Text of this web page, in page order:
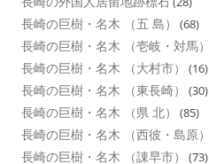
長崎の巨樹・名木 （五 島） (68)
長崎の巨樹・名木 （壱岐・対馬）
長崎の巨樹・名木 （大村市） (16)
長崎の巨樹・名木 （東長崎） (30)
長崎の巨樹・名木 （県 北） (85)
長崎の巨樹・名木 （西彼・島原）
長崎の巨樹・名木 （諌早市） (73)